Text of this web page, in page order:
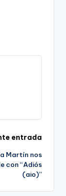
entrada
Martín nos
con “Adiós
(aio)”